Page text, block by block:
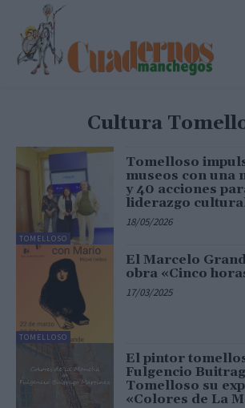
Cultura
TOMELLOSO
Tomelloso
museos con una
y 40 acciones
liderazgo
18/05/2026
TOMELLOSO
El Marcelo
obra «Cinco
17/03/2025
El pintor
Fulgencio
Tomelloso su
«Colores de La